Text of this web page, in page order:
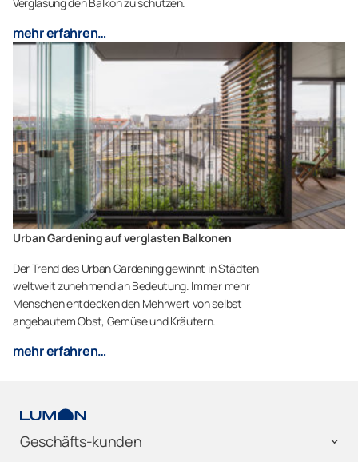
Verglasung den Balkon zu schützen.
mehr erfahren…
Urban Gardening auf verglasten Balkonen
Der Trend des Urban Gardening gewinnt in Städten
weltweit zunehmend an Bedeutung. Immer mehr
Menschen entdecken den Mehrwert von selbst
angebautem Obst, Gemüse und Kräutern.
mehr erfahren…
Geschäfts-kunden